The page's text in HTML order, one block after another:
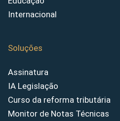
Internacional
Soluções
Assinatura
IA Legislação
Curso da reforma tributária
Monitor de Notas Técnicas